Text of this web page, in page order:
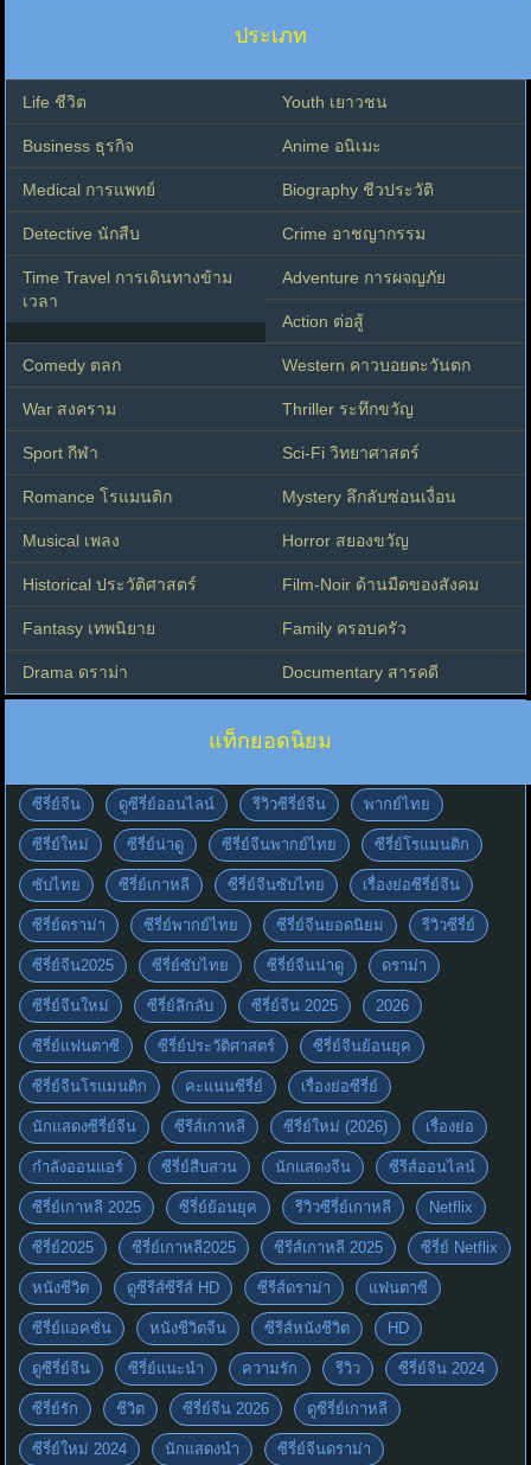
ประเภท
Life ชีวิต Youth เยาวชน
Business ธุรกิจ Anime อนิเมะ
Medical การแพทย์ Biography ชีวประวัติ
Detective นักสืบ Crime อาชญากรรม
Time Travel การเดินทางข้าม
เวลา
Adventure การผจญภัย
Action ต่อสู้
Comedy ตลก Western คาวบอยตะวันตก
War สงคราม Thriller ระทึกขวัญ
Sport กีฬา Sci-Fi วิทยาศาสตร์
Romance โรแมนติก Mystery ลึกลับซ่อนเงื่อน
Musical เพลง Horror สยองขวัญ
Historical ประวัติศาสตร์ Film-Noir ด้านมืดของสังคม
Fantasy เทพนิยาย Family ครอบครัว
Drama ดราม่า Documentary สารคดี
แท็กยอดนิยม
ซีรี่ย์จีน ดูซีรี่ย์ออนไลน์ รีวิวซีรี่ย์จีน พากย์ไทย
ซีรี่ย์ใหม่ ซีรี่ย์น่าดู ซีรี่ย์จีนพากย์ไทย ซีรี่ย์โรแมนติก
ซับไทย ซีรี่ย์เกาหลี ซีรี่ย์จีนซับไทย เรื่องย่อซีรี่ย์จีน
ซีรี่ย์ดราม่า ซีรี่ย์พากย์ไทย ซีรี่ย์จีนยอดนิยม รีวิวซีรี่ย์
ซีรี่ย์จีน2025 ซีรี่ย์ซับไทย ซีรี่ย์จีนน่าดู ดราม่า
ซีรี่ย์จีนใหม่ ซีรี่ย์ลึกลับ ซีรี่ย์จีน 2025 2026
ซีรี่ย์แฟนตาซี ซีรี่ย์ประวัติศาสตร์ ซีรี่ย์จีนย้อนยุค
ซีรี่ย์จีนโรแมนติก คะแนนซีรี่ย์ เรื่องย่อซีรี่ย์
นักแสดงซีรี่ย์จีน ซีรีส์เกาหลี ซีรี่ย์ใหม่ (2026) เรื่องย่อ
กำลังออนแอร์ ซีรี่ย์สืบสวน นักแสดงจีน ซีรีส์ออนไลน์
ซีรี่ย์เกาหลี 2025 ซีรี่ย์ย้อนยุค รีวิวซีรี่ย์เกาหลี Netflix
ซีรี่ย์2025 ซีรี่ย์เกาหลี2025 ซีรีส์เกาหลี 2025 ซีรี่ย์ Netflix
หนังชีวิต ดูซีรีส์ซีรีส์ HD ซีรีส์ดราม่า แฟนตาซี
ซีรี่ย์แอคชั่น หนังชีวิตจีน ซีรีส์หนังชีวิต HD
ดูซีรี่ย์จีน ซีรี่ย์แนะนำ ความรัก รีวิว ซีรี่ย์จีน 2024
ซีรี่ย์รัก ชีวิต ซีรี่ย์จีน 2026 ดูซีรี่ย์เกาหลี
ซีรี่ย์ใหม่ 2024 นักแสดงนำ ซีรี่ย์จีนดราม่า